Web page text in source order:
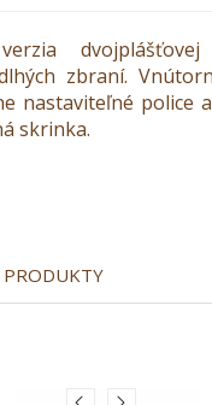
zbraní.
nastaviteľné police
skrinka.